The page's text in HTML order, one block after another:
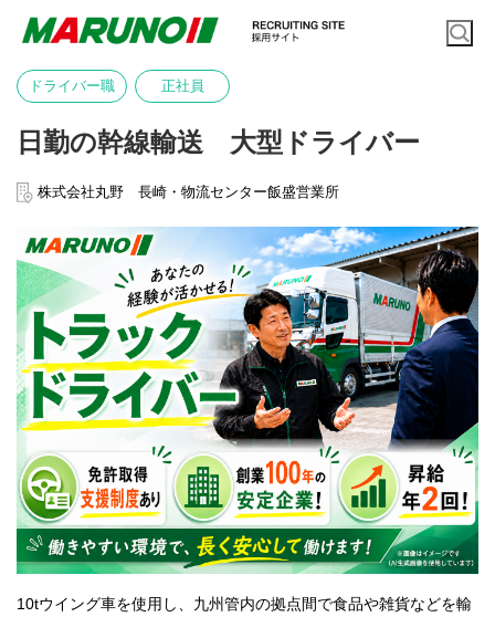
ドライバー職 正社員
日勤の幹線輸送 大型ドライバー
株式会社丸野 長崎・物流センター飯盛営業所
10tウイング車を使用し、九州管内の拠点間で食品や雑貨などを輸